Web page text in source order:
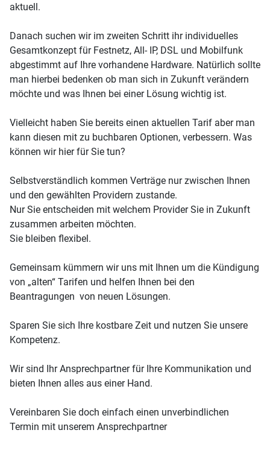
aktuell.
Danach suchen wir im zweiten Schritt ihr individuelles
Gesamtkonzept für Festnetz, All- IP, DSL und Mobilfunk
abgestimmt auf Ihre vorhandene Hardware. Natürlich sollte
man hierbei bedenken ob man sich in Zukunft verändern
möchte und was Ihnen bei einer Lösung wichtig ist.
Vielleicht haben Sie bereits einen aktuellen Tarif aber man
kann diesen mit zu buchbaren Optionen, verbessern. Was
können wir hier für Sie tun?
Selbstverständlich kommen Verträge nur zwischen Ihnen
und den gewählten Providern zustande.
Nur Sie entscheiden mit welchem Provider Sie in Zukunft
zusammen arbeiten möchten.
Sie bleiben flexibel.
Gemeinsam kümmern wir uns mit Ihnen um die Kündigung
von „alten“ Tarifen und helfen Ihnen bei den
Beantragungen von neuen Lösungen.
Sparen Sie sich Ihre kostbare Zeit und nutzen Sie unsere
Kompetenz.
Wir sind Ihr Ansprechpartner für Ihre Kommunikation und
bieten Ihnen alles aus einer Hand.
Vereinbaren Sie doch einfach einen unverbindlichen
Termin mit unserem Ansprechpartner